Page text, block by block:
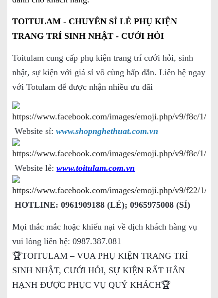
TOITULAM - CHUYÊN SỈ LẺ PHỤ KIỆN
TRANG TRÍ SINH NHẬT - CƯỚI HỎI
Toitulam cung cấp phụ kiện trang trí cưới hỏi, sinh
nhật, sự kiện với giá sỉ vô cùng hấp dẫn. Liên hệ ngay
với Totulam để được nhận nhiều ưu đãi
Website sỉ: www.shopnghethuat.com.vn
Website lẻ: www.toitulam.com.vn
HOTLINE: 0961909188 (LẺ); 0965975008 (SỈ)
Mọi thắc mắc hoặc khiếu nại về dịch khách hàng vụ
vui lòng liên hệ: 0987.387.081
🏆TOITULAM – VUA PHỤ KIỆN TRANG TRÍ
SINH NHẬT, CƯỚI HỎI, SỰ KIỆN RẤT HÂN
HẠNH ĐƯỢC PHỤC VỤ QUÝ KHÁCH🏆